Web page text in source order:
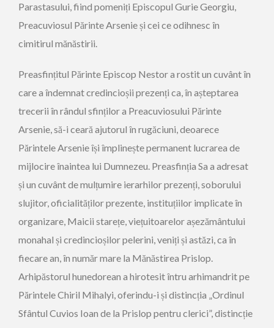
Parastasului, fiind pomeniți Episcopul Gurie Georgiu,
Preacuviosul Părinte Arsenie și cei ce odihnesc în
cimitirul mănăstirii.
Preasfințitul Părinte Episcop Nestor a rostit un cuvânt în
care a îndemnat credincioșii prezenți ca, în așteptarea
trecerii în rândul sfinților a Preacuviosului Părinte
Arsenie, să-i ceară ajutorul în rugăciuni, deoarece
Părintele Arsenie își împlinește permanent lucrarea de
mijlocire înaintea lui Dumnezeu. Preasfinția Sa a adresat
și un cuvânt de mulțumire ierarhilor prezenți, soborului
slujitor, oficialităților prezente, instituțiilor implicate în
organizare, Maicii starețe, viețuitoarelor așezământului
monahal și credincioșilor pelerini, veniți și astăzi, ca în
fiecare an, în număr mare la Mănăstirea Prislop.
Arhipăstorul hunedorean a hirotesit întru arhimandrit pe
Părintele Chiril Mihalyi, oferindu-i și distincția „Ordinul
Sfântul Cuvios Ioan de la Prislop pentru clerici”, distincție